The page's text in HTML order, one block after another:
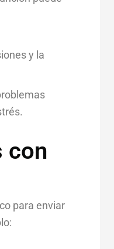
y la
con
para enviar